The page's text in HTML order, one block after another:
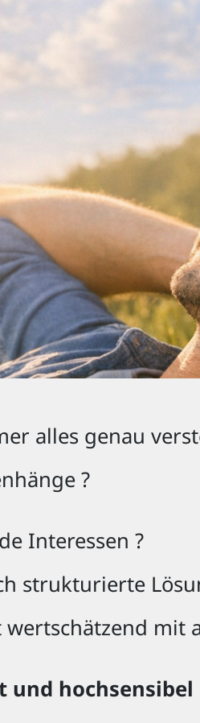
alles genau
?
Interessen ?
strukturierte
mit
und hochsensibel